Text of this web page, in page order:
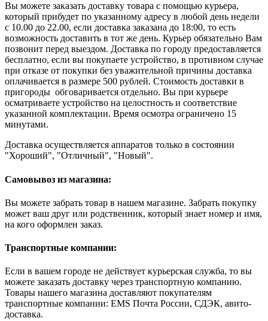
Вы можете заказать доставку товара с помощью курьера,
который прибудет по указанному адресу в любой день недели
с 10.00 до 22.00, если доставка заказана до 18:00, то есть
возможность доставить в тот же день. Курьер обязательно Вам
позвонит перед выездом. Доставка по городу предоставляется
бесплатно, если вы покупаете устройство, в противном случае
при отказе от покупки без уважительной причины доставка
оплачивается в размере 500 рублей. Стоимость доставки в
пригороды обговаривается отдельно. Вы при курьере
осматриваете устройство на целостность и соответствие
указанной комплектации. Время осмотра ограничено 15
минутами.
Доставка осуществляется аппаратов только в состоянии
"Хороший", "Отличный", "Новый".
Самовывоз из магазина:
Вы можете забрать товар в нашем магазине. Забрать покупку
может ваш друг или родственник, который знает номер и имя,
на кого оформлен заказ.
Транспортные компании:
Если в вашем городе не действует курьерская служба, то вы
можете заказать доставку через транспортную компанию.
Товары нашего магазина доставляют покупателям
транспортные компании: EMS Почта России, СДЭК, авито-
доставка.